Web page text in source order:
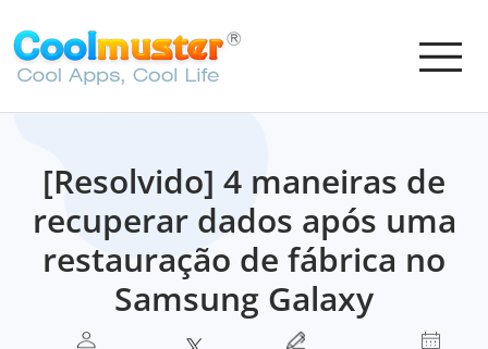
[Resolvido] 4 maneiras de
recuperar dados após uma
restauração de fábrica no
Samsung Galaxy